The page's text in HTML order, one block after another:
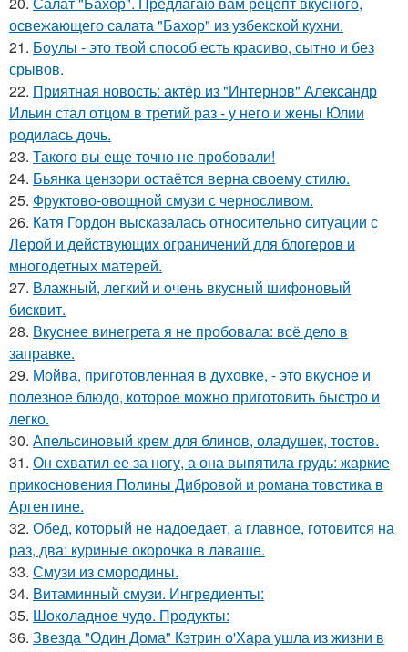
освежающего салата "Бахор" из узбекской кухни.
21. Боулы - это твой способ есть красиво, сытно и без
срывов.
22. Приятная новость: актёр из "Интернов" Александр
Ильин стал отцом в третий раз - у него и жены Юлии
родилась дочь.
23. Такого вы еще точно не пробовали!
24. Бьянка цензори остаётся верна своему стилю.
25. Фруктово-овощной смузи с черносливом.
26. Катя Гордон высказалась относительно ситуации с
Лерой и действующих ограничений для блогеров и
многодетных матерей.
27. Влажный, легкий и очень вкусный шифоновый
бисквит.
28. Вкуснее винегрета я не пробовала: всё дело в
заправке.
29. Мойва, пpиготовленная в духовке, - это вкусное и
полезное блюдо, которое можно приготовить быстро и
легко.
30. Апельсиновый крем для блинов, оладушек, тостов.
31. Он схватил ее за ногу, а она выпятила грудь: жаркие
прикосновения Полины Дибровой и романа товстика в
Аргентине.
32. Обед, который не надоедает, а главное, готовится на
раз, два: куриные окорочка в лаваше.
33. Смузи из смородины.
34. Витаминный смузи. Ингредиенты:
35. Шоколадное чудо. Продукты:
36. Звезда "Один Дома" Кэтрин о'Хара ушла из жизни в